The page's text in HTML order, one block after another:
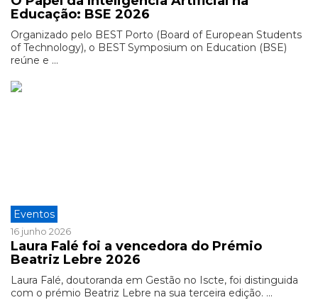
Educação: BSE 2026
Organizado pelo BEST Porto (Board of European Students
of Technology), o BEST Symposium on Education (BSE)
reúne e ...
Eventos
16 junho 2026
Laura Falé foi a vencedora do Prémio
Beatriz Lebre 2026
Laura Falé, doutoranda em Gestão no Iscte, foi distinguida
com o prémio Beatriz Lebre na sua terceira edição. ...